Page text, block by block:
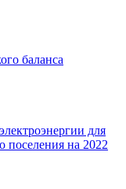
баланса
для
поселения на 2022